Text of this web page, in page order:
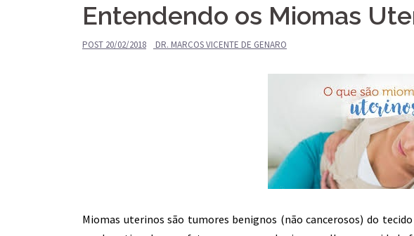
Entendendo os Miomas
POST 20/02/2018 DR. MARCOS VICENTE DE GENARO
Miomas uterinos são tumores benignos (não cancerosos) do